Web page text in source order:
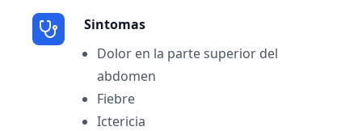
Sintomas
Dolor en la parte superior del
abdomen
Fiebre
Ictericia